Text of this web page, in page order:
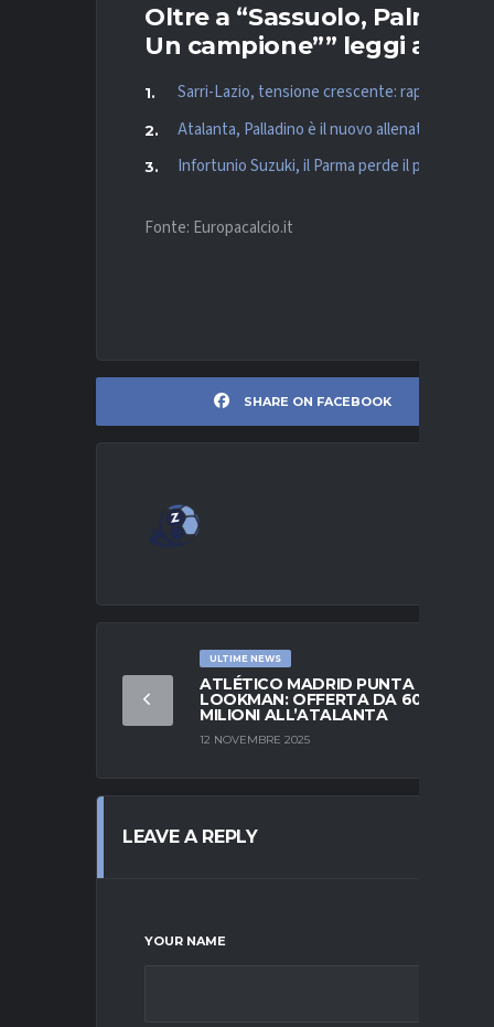
Oltre a “Sassuolo,
Un campione”” leggi anche:
Sarri-Lazio, tensione crescente: rapporto ai
Atalanta, Palladino è il nuovo allenatore:
Infortunio Suzuki, il Parma perde il proprio
Fonte: Europacalcio.it
SHARE ON FACEBOOK
ULTIME NEWS
ATLÉTICO MADRID PUNTA
LOOKMAN: OFFERTA DA 60
MILIONI ALL’ATALANTA
12 NOVEMBRE 2025
LEAVE A REPLY
YOUR NAME